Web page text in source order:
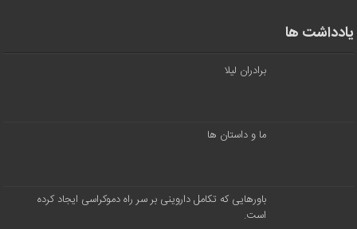
یادداشت ها
برادران لیلا
ما و داستان ها
باورهایی که تکامل داروینی بر سر راه دموکراسی ایجاد کرده
است.